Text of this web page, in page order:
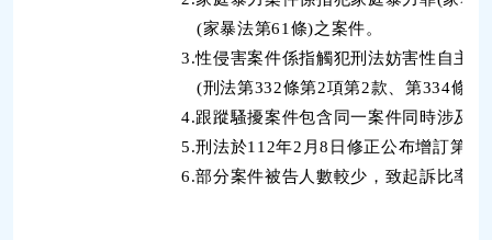
(家暴法第61條)之案件。
3.性侵害案件係指觸犯刑法妨害性自主罪(
(刑法第332條第2項第2款、第334條第2項
4.跟蹤騷擾案件包含同一案件同時涉及違反
5.刑法於112年2月8日修正公布增訂第二十
6.部分案件被告人數較少，致起訴比率變